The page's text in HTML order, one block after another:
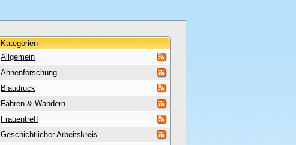
Kategorien
Allgemein
Ahnenforschung
Blaudruck
Fahren & Wandern
Frauentreff
Geschichtlicher Arbeitskreis